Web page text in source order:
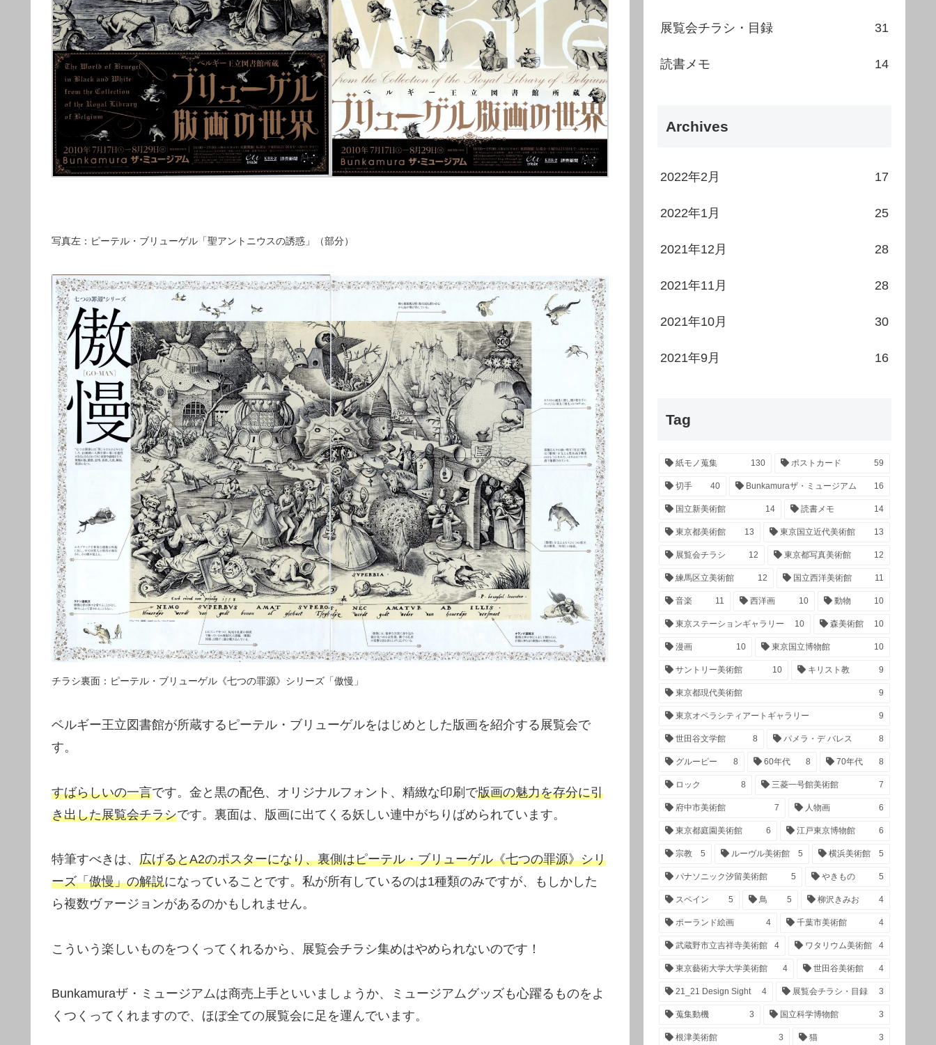
写真左：ピーテル・ブリューゲル「聖アントニウスの誘惑」（部分）
チラシ裏面：ピーテル・ブリューゲル《七つの罪源》シリーズ「傲慢」
ベルギー王立図書館が所蔵するピーテル・ブリューゲルをはじめとした版画を紹介する展覧会で
す。
すばらしいの一言です。金と黒の配色、オリジナルフォント、精緻な印刷で版画の魅力を存分に引
き出した展覧会チラシです。裏面は、版画に出てくる妖しい連中がちりばめられています。
特筆すべきは、 広げるとA2のポスターになり、裏側はピーテル・ブリューゲル《七つの罪源》シリ
ーズ「傲慢」の解説になっていることです。私が所有しているのは1種類のみですが、もしかした
ら複数ヴァージョンがあるのかもしれません。
こういう楽しいものをつくってくれるから、展覧会チラシ集めはやめられないのです！
Bunkamuraザ・ミュージアムは商売上手といいましょうか、ミュージアムグッズも心躍るものをよ
くつくってくれますので、ほぼ全ての展覧会に足を運んでいます。
展覧会チラシ・目録 31
読書メモ 14
Archives
2022年2月 17
2022年1月 25
2021年12月 28
2021年11月 28
2021年10月 30
2021年9月 16
Tag
紙モノ蒐集 130 ポストカード 59
切手 40 Bunkamuraザ・ミュージアム 16
国立新美術館 14 読書メモ 14
東京都美術館 13 東京国立近代美術館 13
展覧会チラシ 12 東京都写真美術館 12
練馬区立美術館 12 国立西洋美術館 11
音楽 11 西洋画 10 動物 10
東京ステーションギャラリー 10 森美術館 10
漫画 10 東京国立博物館 10
サントリー美術館 10 キリスト教 9
東京都現代美術館 9
東京オペラシティアートギャラリー 9
世田谷文学館 8 パメラ・デ バレス 8
グルーピー 8 60年代 8 70年代 8
ロック 8 三菱一号館美術館 7
府中市美術館 7 人物画 6
東京都庭園美術館 6 江戸東京博物館 6
宗教 5 ルーヴル美術館 5 横浜美術館 5
パナソニック汐留美術館 5 やきもの 5
スペイン 5 鳥 5 柳沢きみお 4
ポーランド絵画 4 千葉市美術館 4
武蔵野市立吉祥寺美術館 4 ワタリウム美術館 4
東京藝術大学大学美術館 4 世田谷美術館 4
21_21 Design Sight 4 展覧会チラシ・目録 3
蒐集動機 3 国立科学博物館 3
根津美術館 3 猫 3